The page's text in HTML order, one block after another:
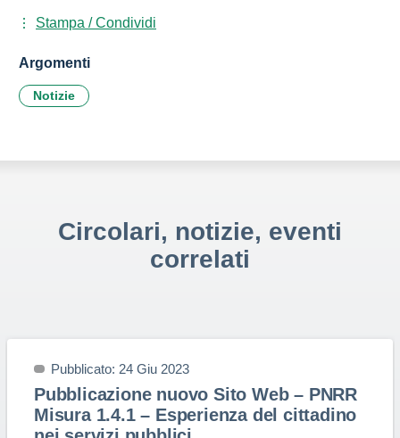
Stampa / Condividi
Argomenti
Notizie
Circolari, notizie, eventi
correlati
Pubblicato: 24 Giu 2023
Pubblicazione nuovo Sito Web – PNRR
Misura 1.4.1 – Esperienza del cittadino